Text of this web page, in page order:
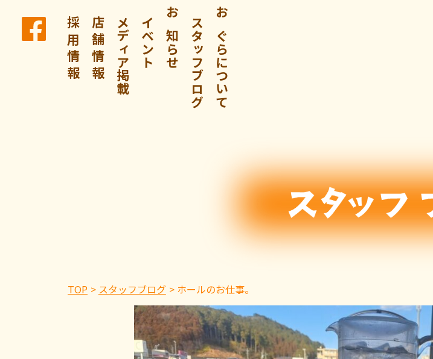
採 用 情 報店 舗 情 報メディア掲載 イベント お知らせ スタッフブログおぐらについて
TOP スタッフブログ ホールのお仕事。